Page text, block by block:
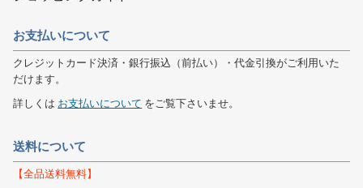
お支払いについて
クレジットカード決済・銀行振込（前払い）・代金引換がご利用いた
だけます。
詳しくは お支払いについて をご覧下さいませ。
送料について
【全品送料無料】